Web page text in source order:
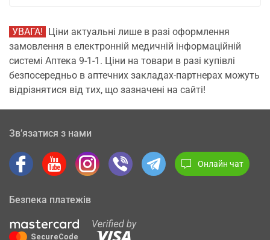
УВАГА! Ціни актуальні лише в разі оформлення
замовлення в електронній медичній інформаційній
системі Аптека 9-1-1. Ціни на товари в разі купівлі
безпосередньо в аптечних закладах-партнерах можуть
відрізнятися від тих, що зазначені на сайті!
Зв’язатися з нами
Онлайн чат
Безпека платежів